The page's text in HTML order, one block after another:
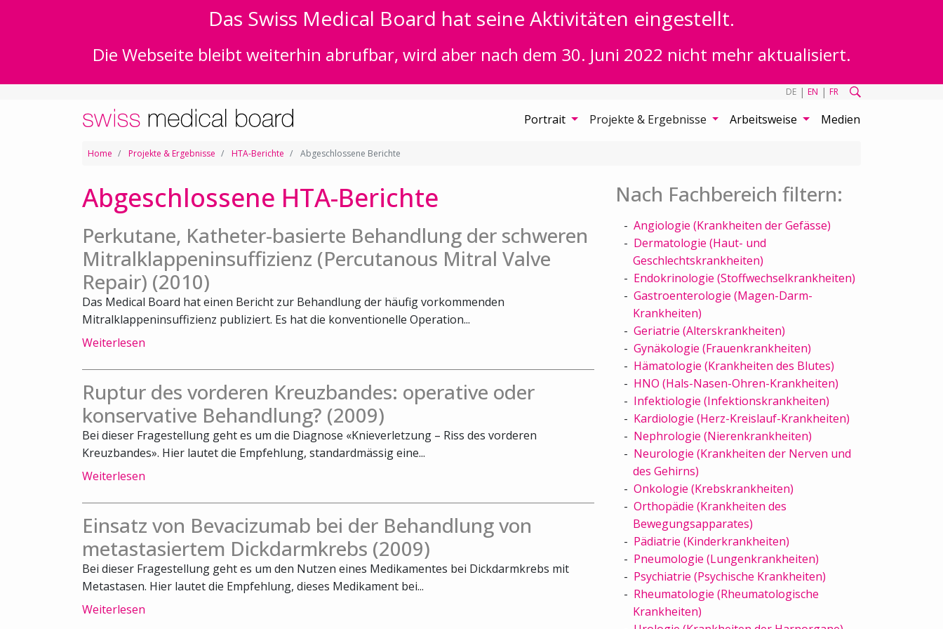
Das Swiss Medical Board hat seine Aktivitäten eingestellt.
Die Webseite bleibt weiterhin abrufbar, wird aber nach dem 30. Juni 2022 nicht mehr aktualisiert.
DE | EN | FR
Portrait Projekte & Ergebnisse Arbeitsweise Medien
Home Projekte & Ergebnisse HTA-Berichte Abgeschlossene Berichte
Abgeschlossene HTA-Berichte
Perkutane, Katheter-basierte Behandlung der schweren
Mitralklappeninsuffizienz (Percutanous Mitral Valve
Repair) (2010)
Das Medical Board hat einen Bericht zur Behandlung der häufig vorkommenden
Mitralklappeninsuffizienz publiziert. Es hat die konventionelle Operation...
Weiterlesen
Ruptur des vorderen Kreuzbandes: operative oder
konservative Behandlung? (2009)
Bei dieser Fragestellung geht es um die Diagnose «Knieverletzung – Riss des vorderen
Kreuzbandes». Hier lautet die Empfehlung, standardmässig eine...
Weiterlesen
Einsatz von Bevacizumab bei der Behandlung von
metastasiertem Dickdarmkrebs (2009)
Bei dieser Fragestellung geht es um den Nutzen eines Medikamentes bei Dickdarmkrebs mit
Metastasen. Hier lautet die Empfehlung, dieses Medikament bei...
Weiterlesen
Nach Fachbereich filtern:
Angiologie (Krankheiten der Gefässe)
Dermatologie (Haut- und
Geschlechtskrankheiten)
Endokrinologie (Stoffwechselkrankheiten)
Gastroenterologie (Magen-Darm-
Krankheiten)
Geriatrie (Alterskrankheiten)
Gynäkologie (Frauenkrankheiten)
Hämatologie (Krankheiten des Blutes)
HNO (Hals-Nasen-Ohren-Krankheiten)
Infektiologie (Infektionskrankheiten)
Kardiologie (Herz-Kreislauf-Krankheiten)
Nephrologie (Nierenkrankheiten)
Neurologie (Krankheiten der Nerven und
des Gehirns)
Onkologie (Krebskrankheiten)
Orthopädie (Krankheiten des
Bewegungsapparates)
Pädiatrie (Kinderkrankheiten)
Pneumologie (Lungenkrankheiten)
Psychiatrie (Psychische Krankheiten)
Rheumatologie (Rheumatologische
Krankheiten)